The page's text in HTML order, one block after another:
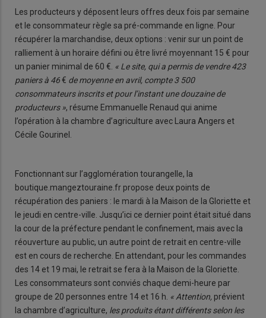
Les producteurs y déposent leurs offres deux fois par semaine
et le consommateur règle sa pré-commande en ligne. Pour
récupérer la marchandise, deux options : venir sur un point de
ralliement à un horaire défini ou être livré moyennant 15 € pour
un panier minimal de 60 €. « Le site, qui a permis de vendre 423
paniers à 46€ de moyenne en avril, compte 3 500
consommateurs inscrits et pour l’instant une douzaine de
producteurs », résume Emmanuelle Renaud qui anime
l’opération à la chambre d’agriculture avec Laura Angers et
Cécile Gourinel.
Fonctionnant sur l’agglomération tourangelle, la
boutique.mangeztouraine.fr propose deux points de
récupération des paniers : le mardi à la Maison de la Gloriette et
le jeudi en centre-ville. Jusqu’ici ce dernier point était situé dans
la cour de la préfecture pendant le confinement, mais avec la
réouverture au public, un autre point de retrait en centre-ville
est en cours de recherche. En attendant, pour les commandes
des 14 et 19 mai, le retrait se fera à la Maison de la Gloriette.
Les consommateurs sont conviés chaque demi-heure par
groupe de 20 personnes entre 14 et 16 h. « Attention, prévient
la chambre d’agriculture, les produits étant différents selon les